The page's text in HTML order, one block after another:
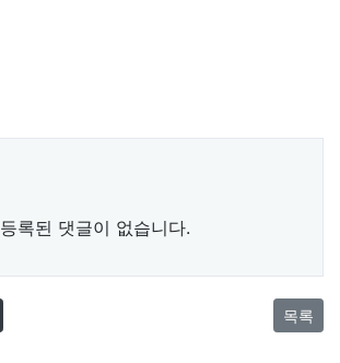
등록된 댓글이 없습니다.
목록